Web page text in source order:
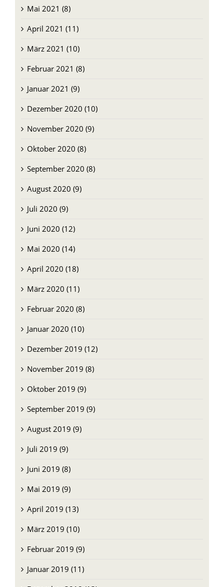
Mai 2021 (8)
April 2021 (11)
März 2021 (10)
Februar 2021 (8)
Januar 2021 (9)
Dezember 2020 (10)
November 2020 (9)
Oktober 2020 (8)
September 2020 (8)
August 2020 (9)
Juli 2020 (9)
Juni 2020 (12)
Mai 2020 (14)
April 2020 (18)
März 2020 (11)
Februar 2020 (8)
Januar 2020 (10)
Dezember 2019 (12)
November 2019 (8)
Oktober 2019 (9)
September 2019 (9)
August 2019 (9)
Juli 2019 (9)
Juni 2019 (8)
Mai 2019 (9)
April 2019 (13)
März 2019 (10)
Februar 2019 (9)
Januar 2019 (11)